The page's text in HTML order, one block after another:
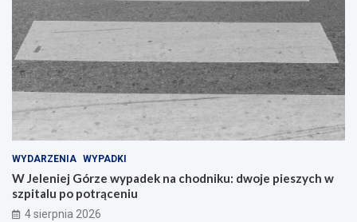
WYDARZENIA WYPADKI
W Jeleniej Górze wypadek na chodniku: dwoje pieszych w
szpitalu po potrąceniu
4 sierpnia 2026